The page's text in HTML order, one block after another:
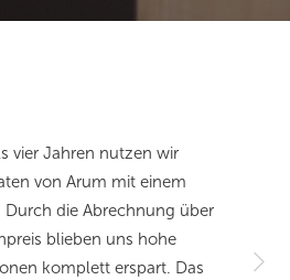
vier Jahren nutzen wir
von Arum mit einem
Durch die Abrechnung über
blieben uns hohe
komplett erspart. Das